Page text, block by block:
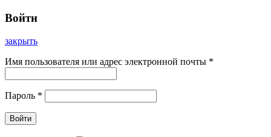
Войти
закрыть
Имя пользователя или адрес электронной почты *
Пароль *
Войти